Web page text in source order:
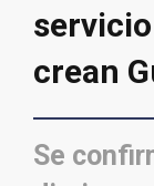
crean
Se